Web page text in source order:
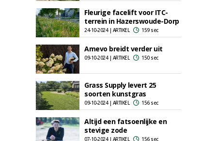
Fleurige facelift voor ITC-
terrein in Hazerswoude-Dorp
24-10-2024 | ARTIKEL 159 sec
Amevo breidt verder uit
09-10-2024 | ARTIKEL 150 sec
Grass Supply levert 25
soorten kunstgras
09-10-2024 | ARTIKEL 156 sec
Altijd een fatsoenlijke en
stevige zode
07-10-2024 | ARTIKEL 156 sec